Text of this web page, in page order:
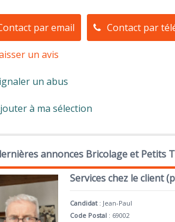
par email Contact par
un avis
un abus
à ma sélection
annonces Bricolage et Petits
Services chez le client
Candidat : Jean-Paul
Code Postal : 69002